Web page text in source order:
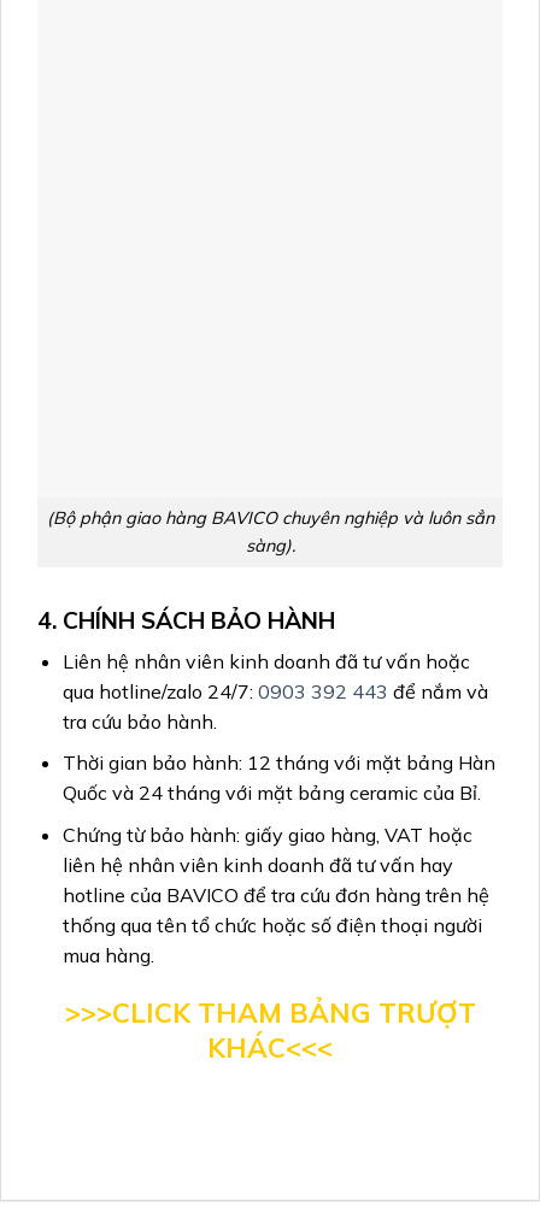
(Bộ phận giao hàng BAVICO chuyên nghiệp và luôn sẳn
sàng).
4. CHÍNH SÁCH BẢO HÀNH
Liên hệ nhân viên kinh doanh đã tư vấn hoặc
qua hotline/zalo 24/7: 0903 392 443 để nắm và
tra cứu bảo hành.
Thời gian bảo hành: 12 tháng với mặt bảng Hàn
Quốc và 24 tháng với mặt bảng ceramic của Bỉ.
Chứng từ bảo hành: giấy giao hàng, VAT hoặc
liên hệ nhân viên kinh doanh đã tư vấn hay
hotline của BAVICO để tra cứu đơn hàng trên hệ
thống qua tên tổ chức hoặc số điện thoại người
mua hàng.
>>>CLICK THAM BẢNG TRƯỢT
KHÁC<<<